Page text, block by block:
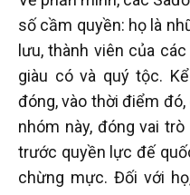
số cầm quyền: họ là
lưu, thành viên của
giàu có và quý tộc.
đóng, vào thời điểm
nhóm này, đóng vai
trước quyền lực đế
chừng mực. Đối với